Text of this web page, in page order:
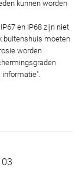
kunnen worden
en IP68 zijn niet
buitenshuis moeten
worden
informatie".